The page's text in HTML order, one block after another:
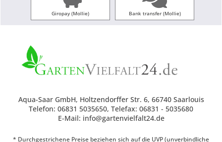
Giropay (Mollie) Bank transfer (Mollie)
Aqua-Saar GmbH, Holtzendorffer Str. 6, 66740 Saarlouis
Telefon: 06831 5035650, Telefax: 06831 - 5035680
E-Mail: info@gartenvielfalt24.de
* Durchgestrichene Preise beziehen sich auf die UVP (unverbindliche